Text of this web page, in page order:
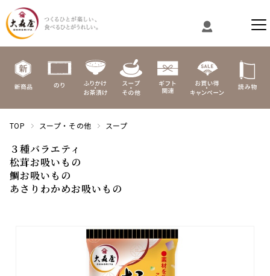
TOP スープ・その他 スープ
３種バラエティ
松茸お吸いもの
鯛お吸いもの
あさりわかめお吸いもの